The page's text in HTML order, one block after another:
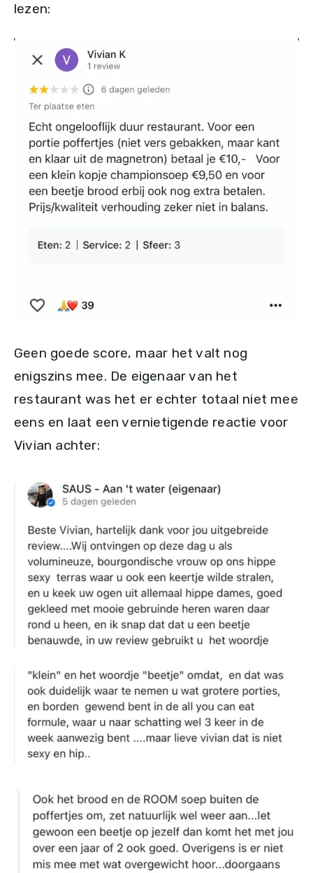
lezen:
Geen goede score, maar het valt nog
enigszins mee. De eigenaar van het
restaurant was het er echter totaal niet mee
eens en laat een vernietigende reactie voor
Vivian achter: